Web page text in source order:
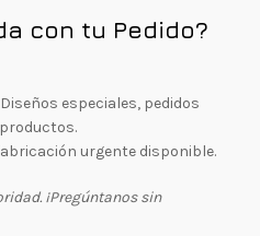
con tu Pedido?
Diseños especiales, pedidos
urgente disponible.
¡Pregúntanos sin